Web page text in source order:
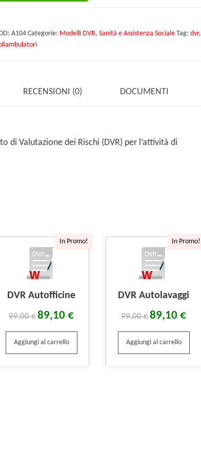
A104 Categorie: Modelli DVR, Sanità e Assistenza Sociale Tag: dvr,
RECENSIONI (0) DOCUMENTI
Valutazione dei Rischi (DVR) per l’attività di
In Promo!
DVR Autofficine
99,00€89,10€
Aggiungi al carrello
In Promo!
DVR Autolavaggi
99,00€89,10€
Aggiungi al carrello